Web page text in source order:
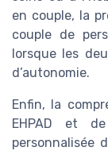
en couple, la
couple de
lorsque les
d’autonomie.
Enfin, la
EHPAD et
personnalisée